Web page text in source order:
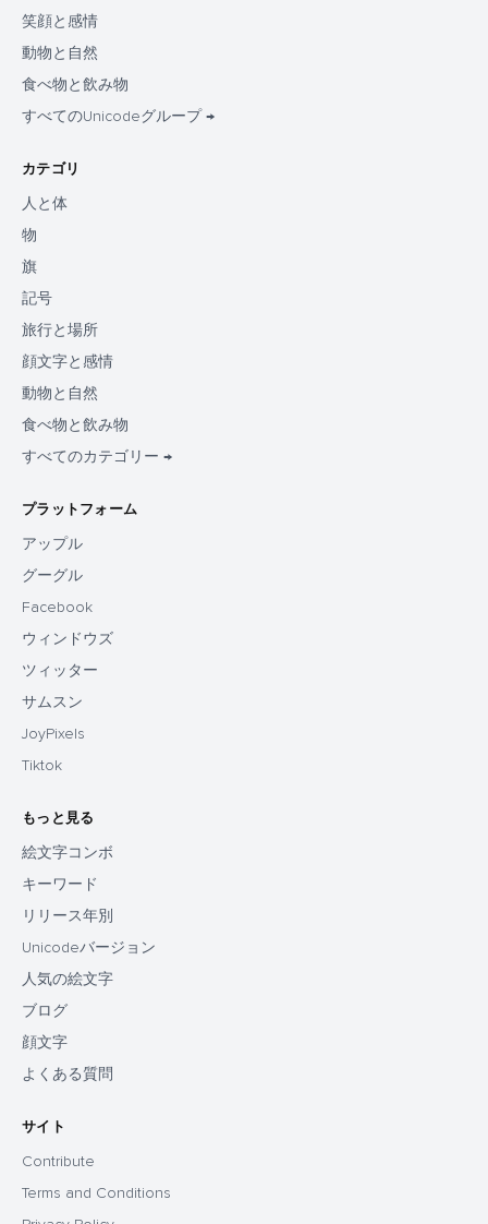
笑顔と感情
動物と自然
食べ物と飲み物
すべてのUnicodeグループ →
カテゴリ
人と体
物
旗
記号
旅行と場所
顔文字と感情
動物と自然
食べ物と飲み物
すべてのカテゴリー →
プラットフォーム
アップル
グーグル
Facebook
ウィンドウズ
ツィッター
サムスン
JoyPixels
Tiktok
もっと見る
絵文字コンボ
キーワード
リリース年別
Unicodeバージョン
人気の絵文字
ブログ
顔文字
よくある質問
サイト
Contribute
Terms and Conditions